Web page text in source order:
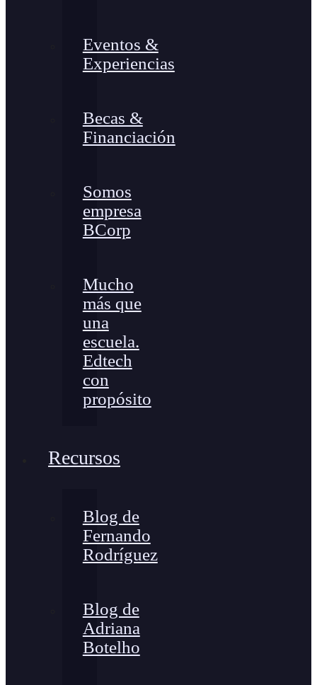
Eventos &
Experiencias
Becas &
Financiación
Somos
empresa
BCorp
Mucho
más que
una
escuela.
Edtech
con
propósito
Recursos
Blog de
Fernando
Rodríguez
Blog de
Adriana
Botelho